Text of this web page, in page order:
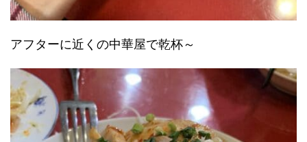
アフターに近くの中華屋で乾杯～